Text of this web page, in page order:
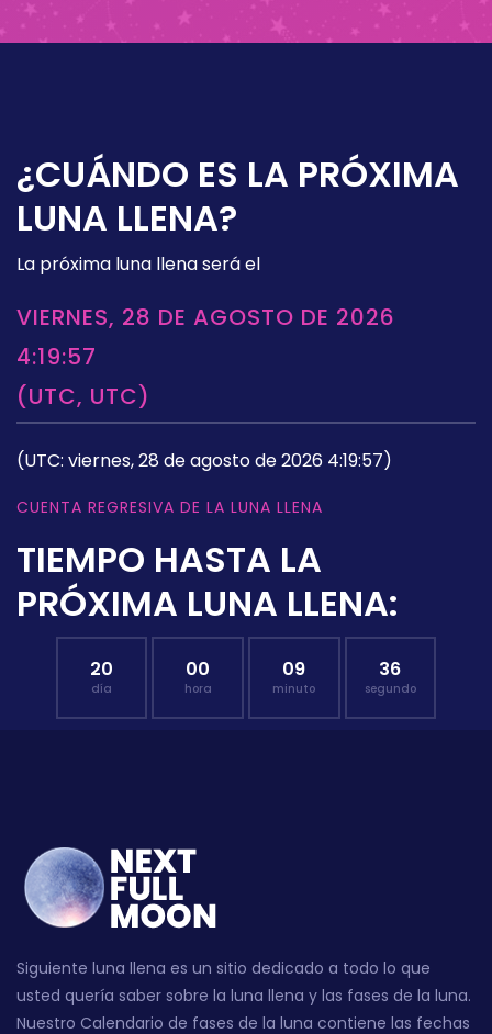
¿CUÁNDO ES LA PRÓXIMA
LUNA LLENA?
La próxima luna llena será el
VIERNES, 28 DE AGOSTO DE 2026
4:19:57
(UTC, UTC)
(UTC: viernes, 28 de agosto de 2026 4:19:57)
CUENTA REGRESIVA DE LA LUNA LLENA
TIEMPO HASTA LA
PRÓXIMA LUNA LLENA:
20
día
00
hora
09
minuto
35
segundo
Siguiente luna llena es un sitio dedicado a todo lo que
usted quería saber sobre la luna llena y las fases de la luna.
Nuestro Calendario de fases de la luna contiene las fechas